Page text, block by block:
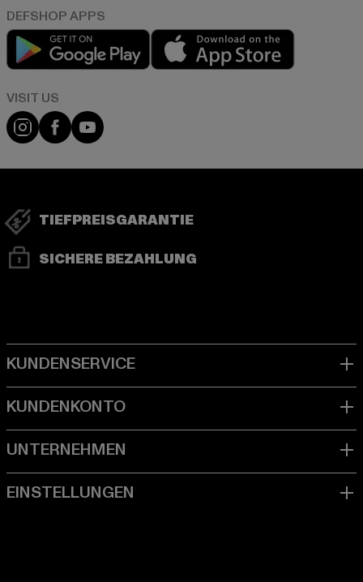
Play market
Visit our Instagram page:
Visit our Facebook page:
Visit our YouTube channel:
TIEFPREISGARANTIE
SICHERE BEZAHLUNG